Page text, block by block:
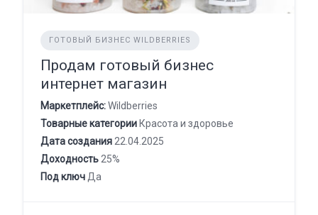
ГОТОВЫЙ БИЗНЕС WILDBERRIES
Продам готовый бизнес
интернет магазин
Маркетплейс:Wildberries
Товарные категории Красота и здоровье
Дата создания 22.04.2025
Доходность 25%
Под ключ Да